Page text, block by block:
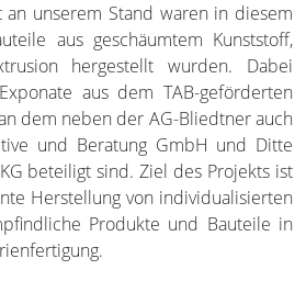
an unserem Stand waren in diesem
aus geschäumtem Kunststoff,
hergestellt wurden. Dabei
aus dem TAB-geförderten
dem neben der AG-Bliedtner auch
und Beratung GmbH und Ditte
beteiligt sind. Ziel des Projekts ist
Herstellung von individualisierten
Produkte und Bauteile in